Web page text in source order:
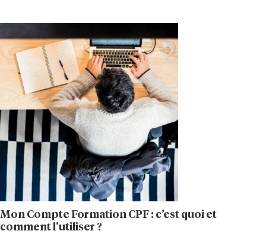
Mon Compte Formation CPF : c’est quoi et
comment l’utiliser ?